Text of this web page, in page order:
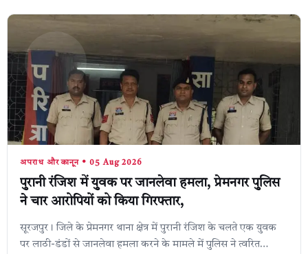
अपराध और कानून • 05 Aug 2026
पुरानी रंजिश में युवक पर जानलेवा हमला, प्रेमनगर पुलिस
ने चार आरोपियों को किया गिरफ्तार,
सूरजपुर। जिले के प्रेमनगर थाना क्षेत्र में पुरानी रंजिश के चलते एक युवक
पर लाठी-डंडों से जानलेवा हमला करने के मामले में पुलिस ने त्वरित